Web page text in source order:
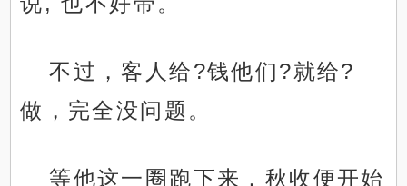
不过，客人给?钱他们?就给?
做，完全没问题。
等他这一圈跑下来，秋收便开始